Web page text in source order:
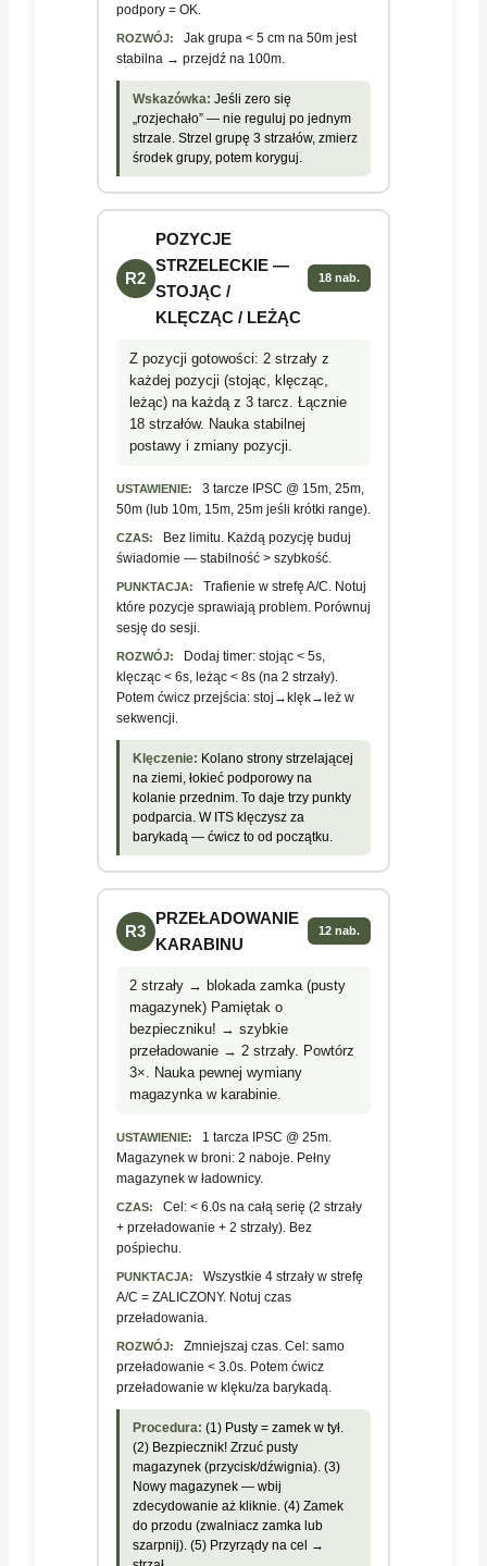
podpory = OK.
ROZWÓJ:
Jak grupa < 5 cm na 50m jest
stabilna → przejdź na 100m.
Wskazówka: Jeśli zero się
„rozjechało” — nie reguluj po jednym
strzale. Strzel grupę 3 strzałów, zmierz
środek grupy, potem koryguj.
R2
POZYCJE
STRZELECKIE —
STOJĄC /
KLĘCZĄC / LEŻĄC
18 nab.
Z pozycji gotowości: 2 strzały z
każdej pozycji (stojąc, klęcząc,
leżąc) na każdą z 3 tarcz. Łącznie
18 strzałów. Nauka stabilnej
postawy i zmiany pozycji.
USTAWIENIE:
3 tarcze IPSC @ 15m, 25m,
50m (lub 10m, 15m, 25m jeśli krótki range).
CZAS:
Bez limitu. Każdą pozycję buduj
świadomie — stabilność > szybkość.
PUNKTACJA:
Trafienie w strefę A/C. Notuj
które pozycje sprawiają problem. Porównuj
sesję do sesji.
ROZWÓJ:
Dodaj timer: stojąc < 5s,
klęcząc < 6s, leżąc < 8s (na 2 strzały).
Potem ćwicz przejścia: stoj→klęk→leż w
sekwencji.
Klęczenie: Kolano strony strzelającej
na ziemi, łokieć podporowy na
kolanie przednim. To daje trzy punkty
podparcia. W ITS klęczysz za
barykadą — ćwicz to od początku.
R3
PRZEŁADOWANIE
KARABINU
12 nab.
2 strzały → blokada zamka (pusty
magazynek) Pamiętak o
bezpieczniku! → szybkie
przeładowanie → 2 strzały. Powtórz
3×. Nauka pewnej wymiany
magazynka w karabinie.
USTAWIENIE:
1 tarcza IPSC @ 25m.
Magazynek w broni: 2 naboje. Pełny
magazynek w ładownicy.
CZAS:
Cel: < 6.0s na całą serię (2 strzały
+ przeładowanie + 2 strzały). Bez
pośpiechu.
PUNKTACJA:
Wszystkie 4 strzały w strefę
A/C = ZALICZONY. Notuj czas
przeładowania.
ROZWÓJ:
Zmniejszaj czas. Cel: samo
przeładowanie < 3.0s. Potem ćwicz
przeładowanie w klęku/za barykadą.
Procedura: (1) Pusty = zamek w tył.
(2) Bezpiecznik! Zrzuć pusty
magazynek (przycisk/dźwignia). (3)
Nowy magazynek — wbij
zdecydowanie aż kliknie. (4) Zamek
do przodu (zwalniacz zamka lub
szarpnij). (5) Przyrządy na cel →